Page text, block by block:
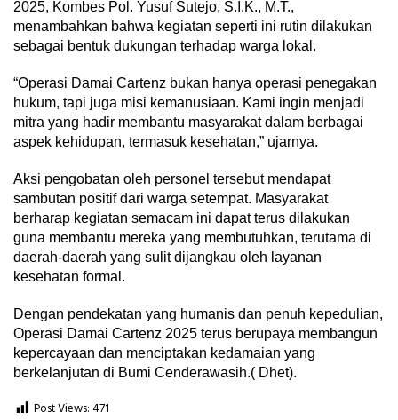
2025, Kombes Pol. Yusuf Sutejo, S.I.K., M.T.,
menambahkan bahwa kegiatan seperti ini rutin dilakukan
sebagai bentuk dukungan terhadap warga lokal.
“Operasi Damai Cartenz bukan hanya operasi penegakan
hukum, tapi juga misi kemanusiaan. Kami ingin menjadi
mitra yang hadir membantu masyarakat dalam berbagai
aspek kehidupan, termasuk kesehatan,” ujarnya.
Aksi pengobatan oleh personel tersebut mendapat
sambutan positif dari warga setempat. Masyarakat
berharap kegiatan semacam ini dapat terus dilakukan
guna membantu mereka yang membutuhkan, terutama di
daerah-daerah yang sulit dijangkau oleh layanan
kesehatan formal.
Dengan pendekatan yang humanis dan penuh kepedulian,
Operasi Damai Cartenz 2025 terus berupaya membangun
kepercayaan dan menciptakan kedamaian yang
berkelanjutan di Bumi Cenderawasih.( Dhet).
Post Views:471